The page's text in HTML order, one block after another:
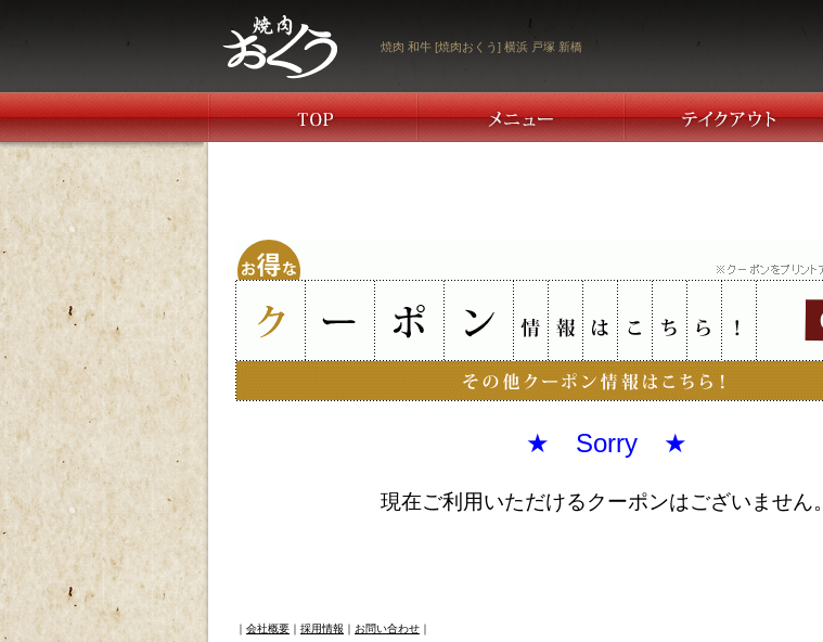
焼肉 和牛 [焼肉おくう] 横浜 戸塚 新橋
★ Sorry ★
現在ご利用いただけるクーポンはございません。
｜ 会社概要 ｜ 採用情報 ｜ お問い合わせ ｜